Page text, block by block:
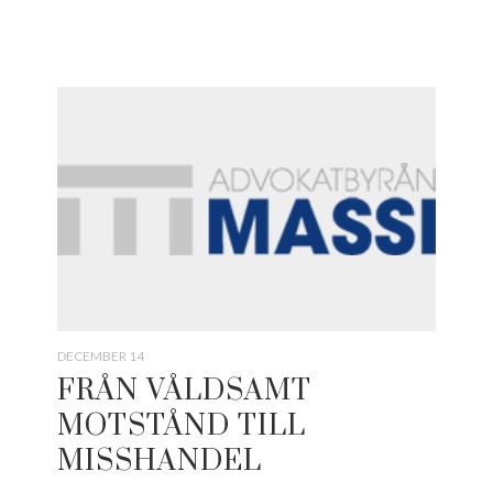
DECEMBER 14
FRÅN VÅLDSAMT
MOTSTÅND TILL
MISSHANDEL